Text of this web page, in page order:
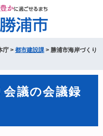
庁 > 都市建設課 > 勝浦市海岸づくり
議の会議録